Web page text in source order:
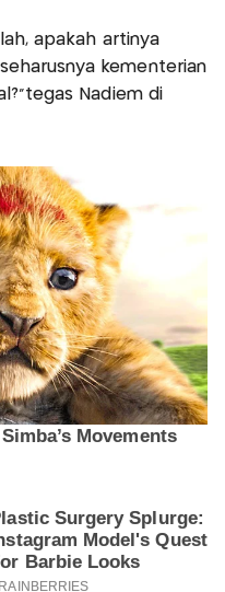
apakah artinya
kementerian
Nadiem di